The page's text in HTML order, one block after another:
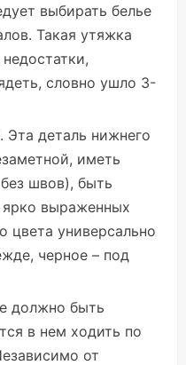
выбирать белье
Такая утяжка
словно ушло 3-
. Эта деталь нижнего
иметь
швов), быть
ярко выраженных
цвета универсально
черное – под
должно быть
в нем ходить по
от